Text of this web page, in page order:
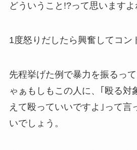
どういうこと!?って思いますよ
1度怒りだしたら興奮してコン
先程挙げた例で暴力を振るっ
ゃぁもしもこの人に、｢殴る対
えて殴っていいですよ｣って言
いでしょう。